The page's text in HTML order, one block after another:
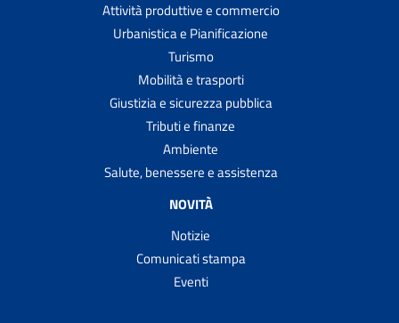
Attività produttive e commercio
Urbanistica e Pianificazione
Turismo
Mobilità e trasporti
Giustizia e sicurezza pubblica
Tributi e finanze
Ambiente
Salute, benessere e assistenza
NOVITÀ
Notizie
Comunicati stampa
Eventi